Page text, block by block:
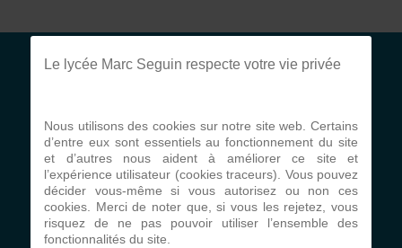
Projet d'établissement
Projet pastoral
Communauté éducative
Règlement intérieur
Le lycée Marc Seguin respecte votre vie privée
Nous utilisons des cookies sur notre site web. Certains
d’entre eux sont essentiels au fonctionnement du site
et d’autres nous aident à améliorer ce site et
l’expérience utilisateur (cookies traceurs). Vous pouvez
décider vous-même si vous autorisez ou non ces
cookies. Merci de noter que, si vous les rejetez, vous
risquez de ne pas pouvoir utiliser l’ensemble des
fonctionnalités du site.